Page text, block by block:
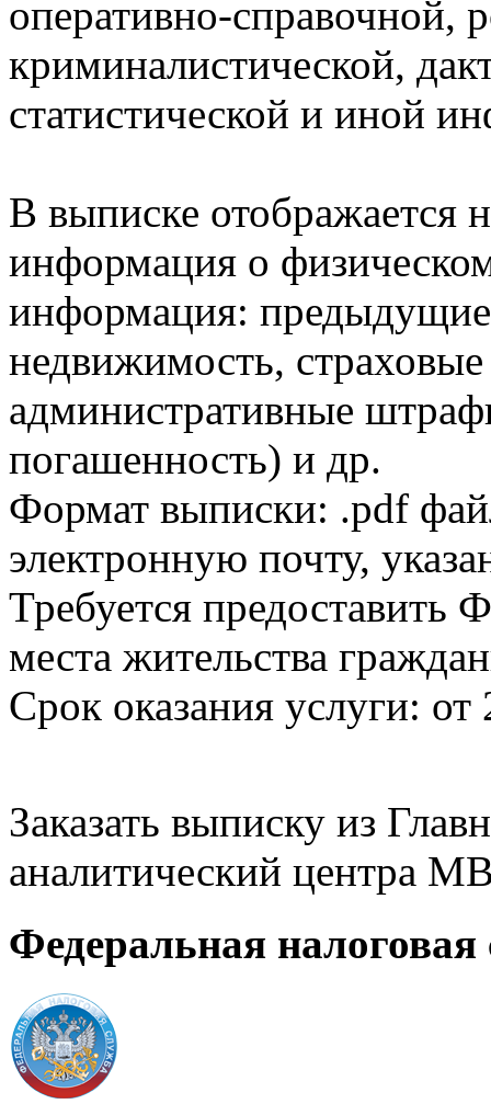
оперативно-справочной,
криминалистической,
статистической и иной
В выписке отображается
информация о
информация:
недвижимость,
административные
погашенность) и др.
Формат выписки: .pdf
электронную почту,
Требуется
места жительства
Срок оказания услуги: от
Заказать выписку из
аналитический центра
Федеральная налоговая